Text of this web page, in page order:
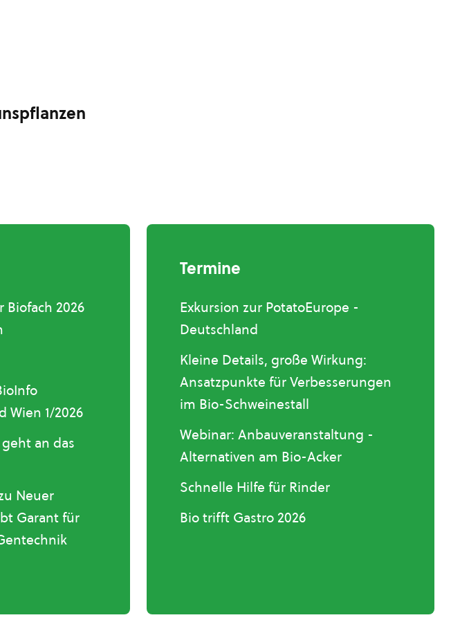
Biofach 2026
Wien 1/2026
an das
Neuer
Garant für
Termine
Exkursion zur PotatoEurope -
Deutschland
Kleine Details, große Wirkung:
Ansatzpunkte für Verbesserungen
im Bio-Schweinestall
Webinar: Anbauveranstaltung -
Alternativen am Bio-Acker
Schnelle Hilfe für Rinder
Bio trifft Gastro 2026